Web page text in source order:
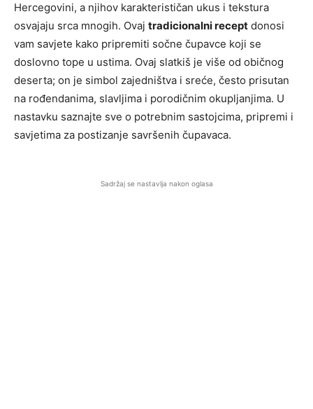
Hercegovini, a njihov karakterističan ukus i tekstura
osvajaju srca mnogih. Ovaj tradicionalni recept donosi
vam savjete kako pripremiti sočne čupavce koji se
doslovno tope u ustima. Ovaj slatkiš je više od običnog
deserta; on je simbol zajedništva i sreće, često prisutan
na rođendanima, slavljima i porodičnim okupljanjima. U
nastavku saznajte sve o potrebnim sastojcima, pripremi i
savjetima za postizanje savršenih čupavaca.
Sadržaj se nastavlja nakon oglasa